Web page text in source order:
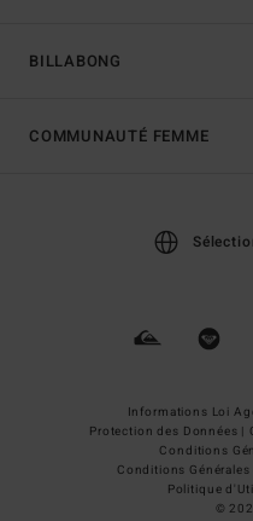
BILLABONG
COMMUNAUTÉ FEMME
Informations Loi
Protection des Données |
Conditions
Conditions
Politique
©